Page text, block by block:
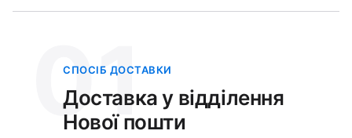
01
СПОСІБ ДОСТАВКИ
Доставка у відділення
Нової пошти